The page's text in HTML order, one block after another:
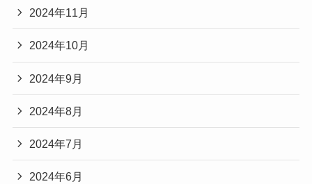
2024年11月
2024年10月
2024年9月
2024年8月
2024年7月
2024年6月